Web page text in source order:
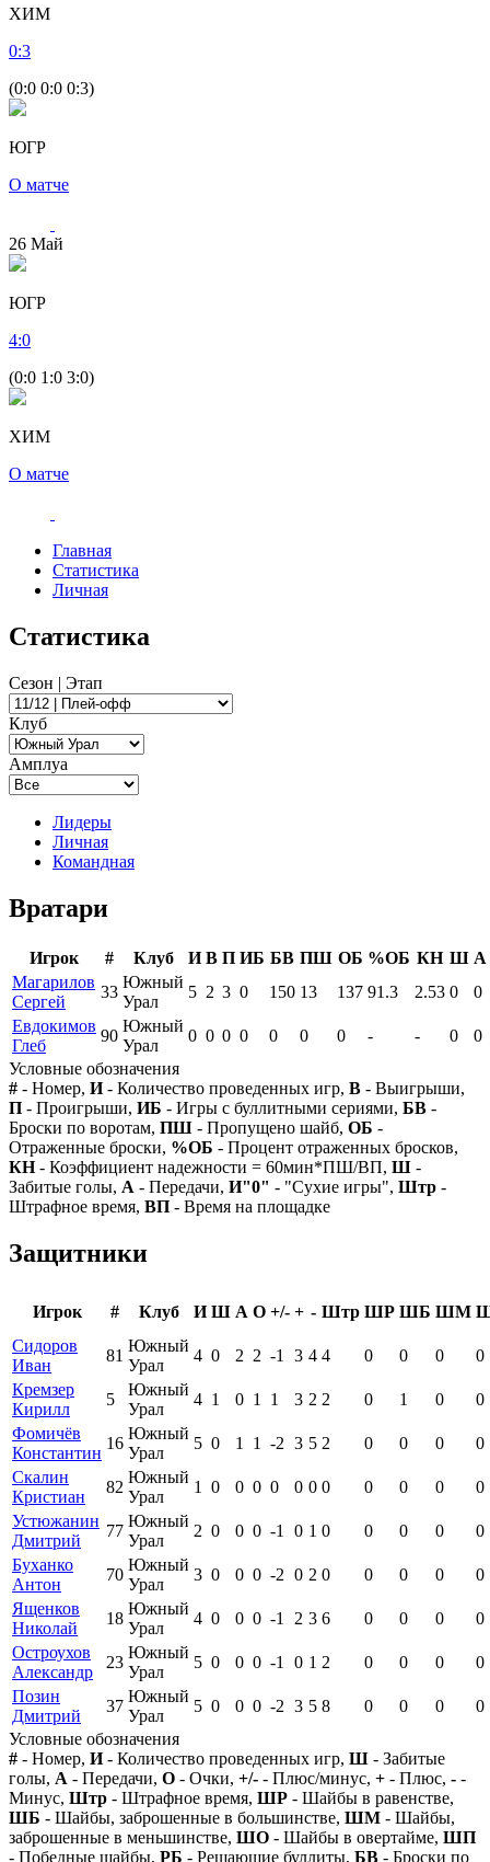
ХИМ
0:3
(0:0 0:0 0:3)
ЮГР
О матче
26 Май
ЮГР
4:0
(0:0 1:0 3:0)
ХИМ
О матче
Главная
Статистика
Личная
Статистика
Сезон | Этап
Клуб
Амплуа
Лидеры
Личная
Командная
Вратари
Игрок # Клуб И В П ИБ БВ ПШ ОБ %ОБ КН Ш А
Магарилов
Сергей
33
Южный
Урал
5 2 3 0 150 13 137 91.3 2.53 0
0
Евдокимов
Глеб
90
Южный
Урал
0 0 0 0 0 0 0 - - 0
0
Условные обозначения
# - Номер, И- Количество проведенных игр, В - Выигрыши,
П - Проигрыши, ИБ - Игры с буллитными сериями, БВ -
Броски по воротам, ПШ - Пропущено шайб, ОБ -
Отраженные броски, %ОБ - Процент отраженных бросков,
КН- Коэффициент надежности = 60мин*ПШ/ВП, Ш -
Забитые голы, А - Передачи, И"0" - "Сухие игры", Штр -
Штрафное время, ВП - Время на площадке
Защитники
Игрок # Клуб И Ш А О +/- + - Штр ШР ШБ ШМ
Сидоров
Иван
81
Южный
Урал
4 0 2 2 -1 3 4 4 0 0 0
0
Кремзер
Кирилл
5
Южный
Урал
4 1 0 1 1 3 2 2 0 1 0
0
Фомичёв
Константин
16
Южный
Урал
5 0 1 1 -2 3 5 2 0 0 0
0
Скалин
Кристиан
82
Южный
Урал
1 0 0 0 0 0 0 0 0 0 0
0
Устюжанин
Дмитрий
77
Южный
Урал
2 0 0 0 -1 0 1 0 0 0 0
0
Буханко
Антон
70
Южный
Урал
3 0 0 0 -2 0 2 0 0 0 0
0
Ященков
Николай
18
Южный
Урал
4 0 0 0 -1 2 3 6 0 0 0
0
Остроухов
Александр
23
Южный
Урал
5 0 0 0 -1 0 1 2 0 0 0
0
Позин
Дмитрий
37
Южный
Урал
5 0 0 0 -2 3 5 8 0 0 0
0
Условные обозначения
# - Номер, И- Количество проведенных игр, Ш - Забитые
голы, А - Передачи, О - Очки, +/- - Плюс/минус, + - Плюс, - -
Минус, Штр - Штрафное время, ШР - Шайбы в равенстве,
ШБ - Шайбы, заброшенные в большинстве, ШМ - Шайбы,
заброшенные в меньшинстве, ШО - Шайбы в овертайме, ШП
- Победные шайбы, РБ - Решающие буллиты, БВ - Броски по